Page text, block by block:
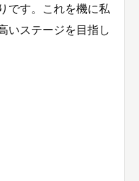
です。これを機に私
いステージを目指し